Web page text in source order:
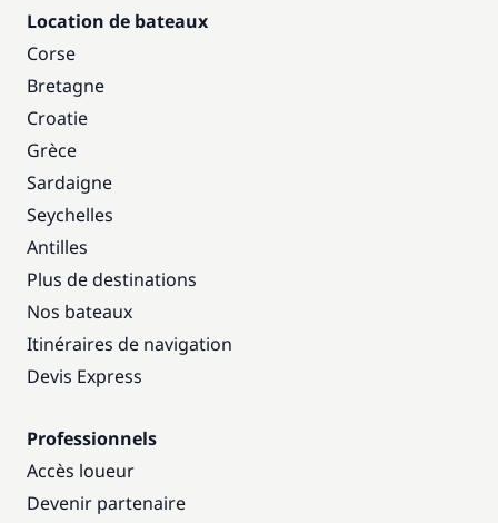
Location de bateaux
Corse
Bretagne
Croatie
Grèce
Sardaigne
Seychelles
Antilles
Plus de destinations
Nos bateaux
Itinéraires de navigation
Devis Express
Professionnels
Accès loueur
Devenir partenaire